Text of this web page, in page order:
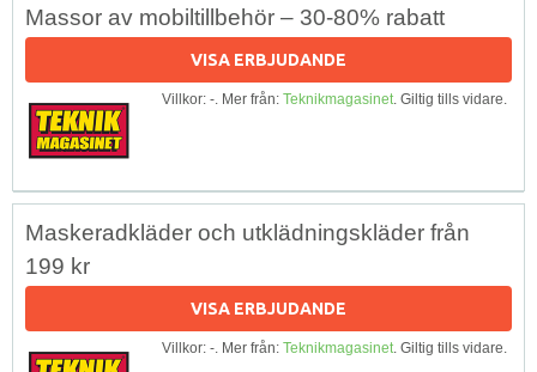
Massor av mobiltillbehör – 30-80% rabatt
VISA ERBJUDANDE
Villkor: -. Mer från: Teknikmagasinet. Giltig tills vidare.
Maskeradkläder och utklädningskläder från
199 kr
VISA ERBJUDANDE
Villkor: -. Mer från: Teknikmagasinet. Giltig tills vidare.